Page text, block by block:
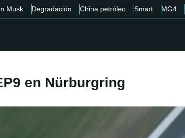
Musk Degradación China petróleo Smart MG4
en Nürburgring